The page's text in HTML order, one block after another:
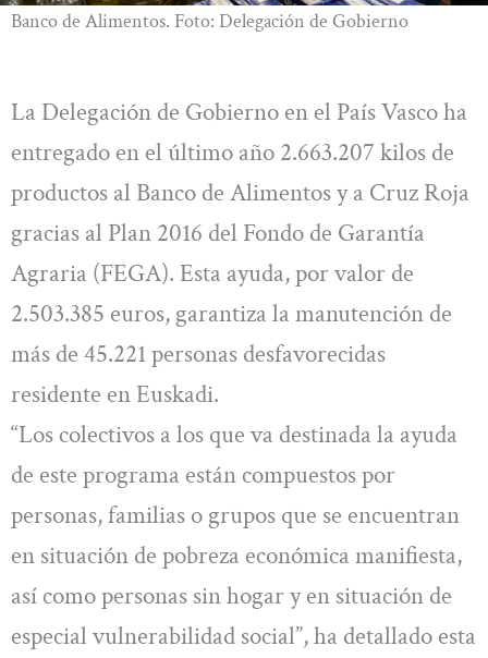
Banco de Alimentos. Foto: Delegación de Gobierno
La Delegación de Gobierno en el País Vasco ha
entregado en el último año 2.663.207 kilos de
productos al Banco de Alimentos y a Cruz Roja
gracias al Plan 2016 del Fondo de Garantía
Agraria (FEGA). Esta ayuda, por valor de
2.503.385 euros, garantiza la manutención de
más de 45.221 personas desfavorecidas
residente en Euskadi.
“Los colectivos a los que va destinada la ayuda
de este programa están compuestos por
personas, familias o grupos que se encuentran
en situación de pobreza económica manifiesta,
así como personas sin hogar y en situación de
especial vulnerabilidad social”, ha detallado esta